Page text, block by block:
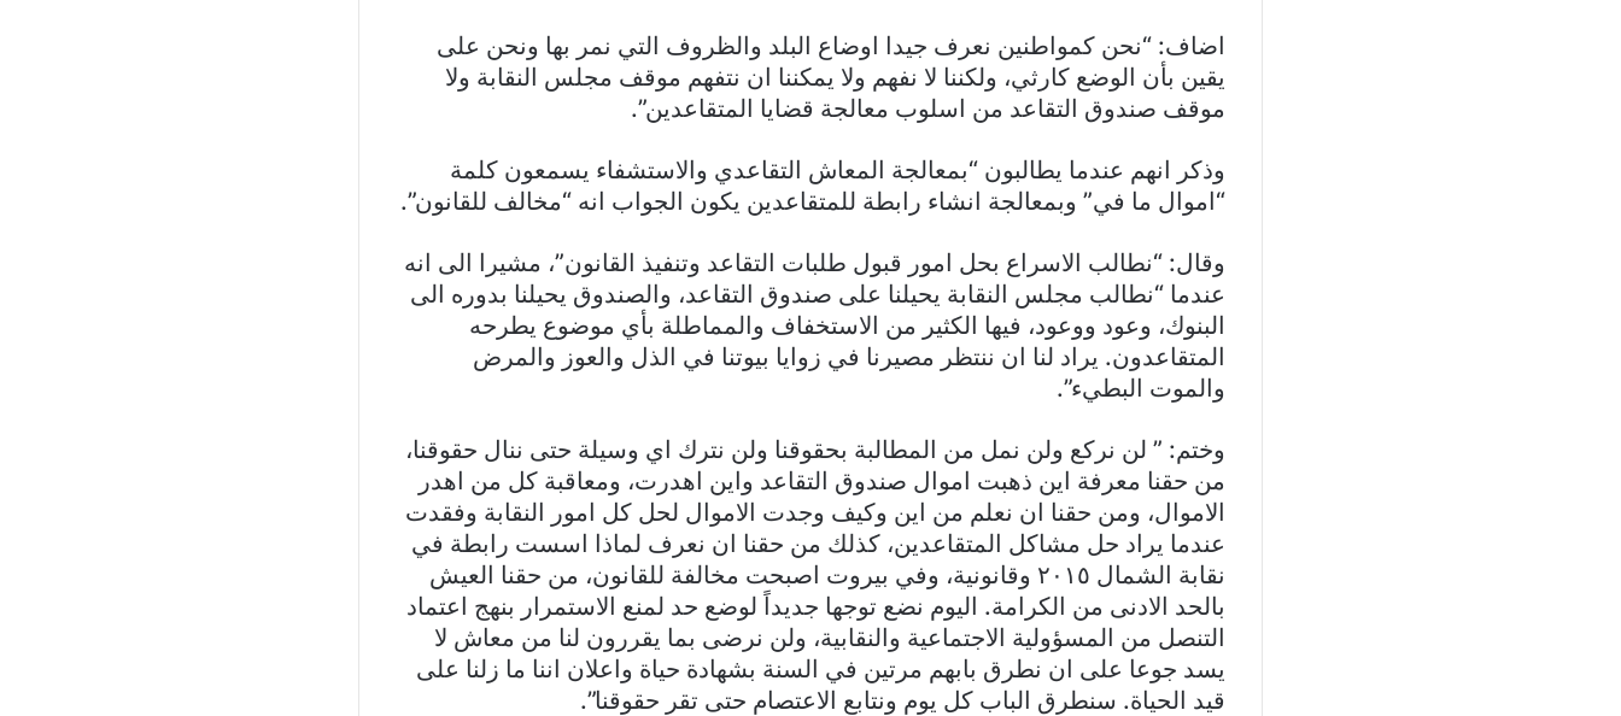
اضاف: “نحن كمواطنین نعرف جیدا اوضاع البلد والظروف التي نمر بها ونحن على
یقین بأن الوضع كارثي، ولكننا لا نفھم ولا یمكننا ان نتفھم موقف مجلس النقابة ولا
موقف صندوق التقاعد من اسلوب معالجة قضایا المتقاعدین”.
وذكر انهم عندما يطالبون “بمعالجة المعاش التقاعدي والاستشفاء يسمعون كلمة
“اموال ما في” وبمعالجة انشاء رابطة للمتقاعدین يكون الجواب انه “مخالف للقانون”.
وقال: “نطالب الاسراع بحل امور قبول طلبات التقاعد وتنفیذ القانون”، مشيرا الى انه
عندما “نطالب مجلس النقابة یحیلنا على صندوق التقاعد، والصندوق يحيلنا بدوره الى
البنوك، وعود ووعود، فیھا الكثیر من الاستخفاف والمماطلة بأي موضوع يطرحه
المتقاعدون. یراد لنا ان ننتظر مصیرنا في زوایا بیوتنا في الذل والعوز والمرض
والموت البطيء”.
وختم: ” لن نركع ولن نمل من المطالبة بحقوقنا ولن نترك اي وسیلة حتى ننال حقوقنا،
من حقنا معرفة این ذھبت اموال صندوق التقاعد واین اھدرت، ومعاقبة كل من اھدر
الاموال، ومن حقنا ان نعلم من این وكیف وجدت الاموال لحل كل امور النقابة وفقدت
عندما یراد حل مشاكل المتقاعدین، كذلك من حقنا ان نعرف لماذا اسست رابطة في
نقابة الشمال ٢٠١٥ وقانونیة، وفي بیروت اصبحت مخالفة للقانون، من حقنا العیش
بالحد الادنى من الكرامة. الیوم نضع توجھا جديداً لوضع حد لمنع الاستمرار بنھج اعتماد
التنصل من المسؤولیة الاجتماعیة والنقابیة، ولن نرضى بما یقررون لنا من معاش لا
یسد جوعا على ان نطرق بابھم مرتین في السنة بشھادة حیاة واعلان اننا ما زلنا على
قید الحیاة. سنطرق الباب كل یوم ونتابع الاعتصام حتى تقر حقوقنا”.